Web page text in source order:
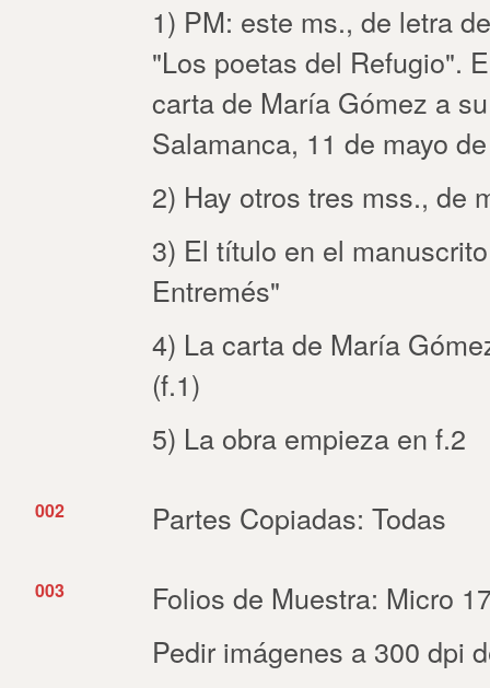
1) PM: este ms., de letra
"Los poetas del Refugio".
carta de María Gómez a
Salamanca, 11 de mayo
2) Hay otros tres mss., de
3) El título en el
Entremés"
4) La carta de María
(f.1)
5) La obra empieza en f.2
002 Partes Copiadas: Todas
003
Folios de Muestra: Micro
Pedir imágenes a 300 dpi